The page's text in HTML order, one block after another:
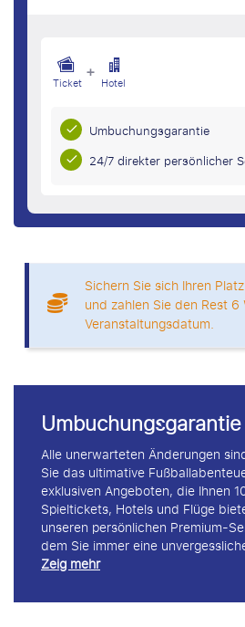
Ticket + Hotel
Umbuchungsgarantie
24/7 direkter persönlicher
Sichern Sie sich Ihren
und zahlen Sie den Rest
Veranstaltungsdatum.
Umbuchungsgarantie
Alle unerwarteten Änderungen
Sie das ultimative
exklusiven Angeboten, die Ihnen
Spieltickets, Hotels und Flüge
unseren persönlichen Premium-
dem Sie immer eine
Zeig mehr